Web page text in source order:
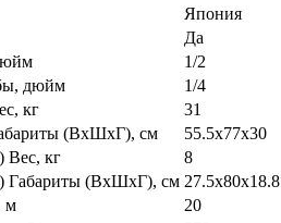
Япония
Да
1/2
дюйм
1/4
кг
31
(ВхШхГ), см
55.5x77x30
Вес, кг
8
Габариты (ВхШхГ), см 27.5x80x18.8
м
20